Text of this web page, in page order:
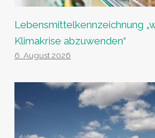
Lebensmittelkennzeichnung
Klimakrise abzuwenden“
6. August 2026